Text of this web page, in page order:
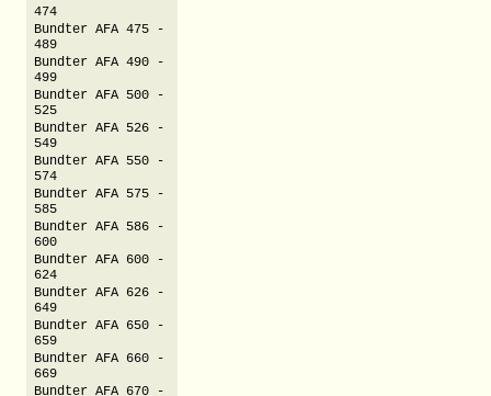
474
Bundter AFA 475 -
489
Bundter AFA 490 -
499
Bundter AFA 500 -
525
Bundter AFA 526 -
549
Bundter AFA 550 -
574
Bundter AFA 575 -
585
Bundter AFA 586 -
600
Bundter AFA 600 -
624
Bundter AFA 626 -
649
Bundter AFA 650 -
659
Bundter AFA 660 -
669
Bundter AFA 670 -